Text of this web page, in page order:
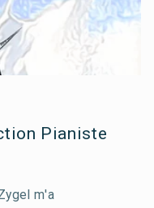
Pianiste
m'a